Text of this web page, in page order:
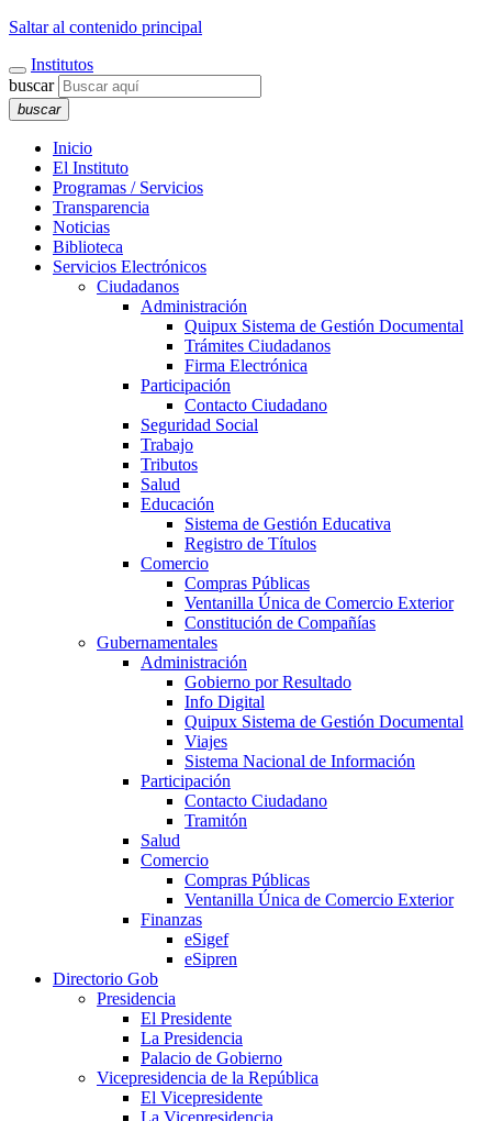
Saltar al contenido principal
Institutos
buscar
buscar
Inicio
El Instituto
Programas / Servicios
Transparencia
Noticias
Biblioteca
Servicios Electrónicos
Ciudadanos
Administración
Quipux Sistema de Gestión Documental
Trámites Ciudadanos
Firma Electrónica
Participación
Contacto Ciudadano
Seguridad Social
Trabajo
Tributos
Salud
Educación
Sistema de Gestión Educativa
Registro de Títulos
Comercio
Compras Públicas
Ventanilla Única de Comercio Exterior
Constitución de Compañías
Gubernamentales
Administración
Gobierno por Resultado
Info Digital
Quipux Sistema de Gestión Documental
Viajes
Sistema Nacional de Información
Participación
Contacto Ciudadano
Tramitón
Salud
Comercio
Compras Públicas
Ventanilla Única de Comercio Exterior
Finanzas
eSigef
eSipren
Directorio Gob
Presidencia
El Presidente
La Presidencia
Palacio de Gobierno
Vicepresidencia de la República
El Vicepresidente
La Vicepresidencia